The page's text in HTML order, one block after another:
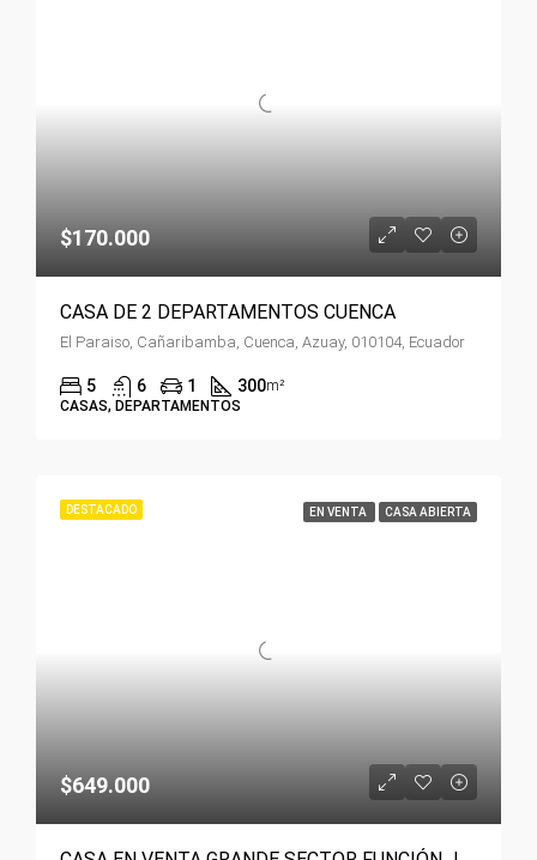
$170.000
CASA DE 2 DEPARTAMENTOS CUENCA
El Paraiso, Cañaribamba, Cuenca, Azuay, 010104, Ecuador
5 6 1 300m²
CASAS, DEPARTAMENTOS
DESTACADO EN VENTA CASA ABIERTA
$649.000